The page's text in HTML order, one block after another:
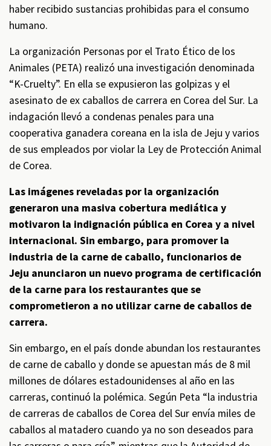
haber recibido sustancias prohibidas para el consumo
humano.
La organización Personas por el Trato Ético de los
Animales (PETA) realizó una investigación denominada
“K-Cruelty”. En ella se expusieron las golpizas y el
asesinato de ex caballos de carrera en Corea del Sur. La
indagación llevó a condenas penales para una
cooperativa ganadera coreana en la isla de Jeju y varios
de sus empleados por violar la Ley de Protección Animal
de Corea.
Las imágenes reveladas por la organización
generaron una masiva cobertura mediática y
motivaron la indignación pública en Corea y a nivel
internacional. Sin embargo, para promover la
industria de la carne de caballo, funcionarios de
Jeju anunciaron un nuevo programa de certificación
de la carne para los restaurantes que se
comprometieron a no utilizar carne de caballos de
carrera.
Sin embargo, en el país donde abundan los restaurantes
de carne de caballo y donde se apuestan más de 8 mil
millones de dólares estadounidenses al año en las
carreras, continuó la polémica. Según Peta “la industria
de carreras de caballos de Corea del Sur envía miles de
caballos al matadero cuando ya no son deseados para